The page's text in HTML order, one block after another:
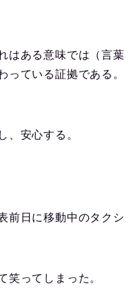
はある意味では（言葉
っている証拠である。
、安心する。
前日に移動中のタクシ
笑ってしまった。